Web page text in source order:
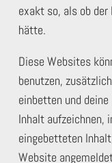
exakt so, als ob
hätte.
Diese Websites
benutzen,
einbetten und
Inhalt aufzeichnen,
eingebetteten
Website